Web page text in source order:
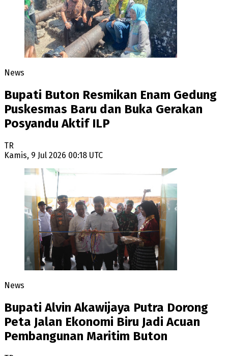
News
Bupati Buton Resmikan Enam Gedung
Puskesmas Baru dan Buka Gerakan
Posyandu Aktif ILP
TR
Kamis, 9 Jul 2026 00:18 UTC
News
Bupati Alvin Akawijaya Putra Dorong
Peta Jalan Ekonomi Biru Jadi Acuan
Pembangunan Maritim Buton